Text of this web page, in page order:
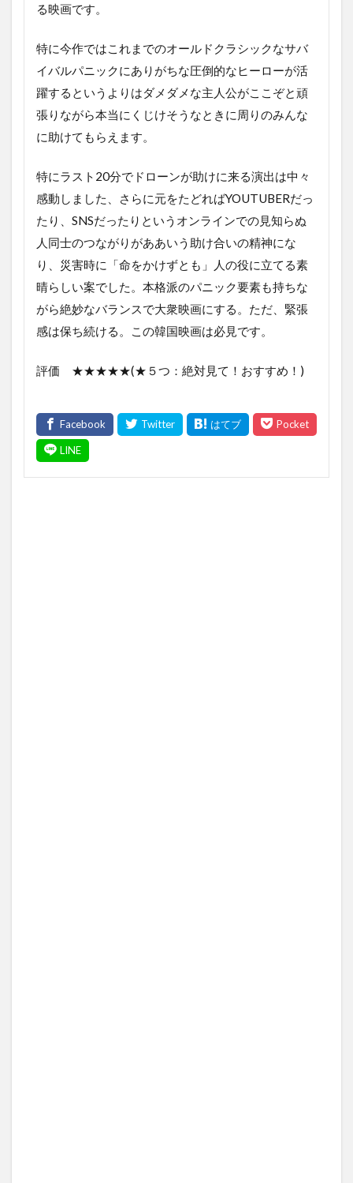
る映画です。
特に今作ではこれまでのオールドクラシックなサバ
イバルパニックにありがちな圧倒的なヒーローが活
躍するというよりはダメダメな主人公がここぞと頑
張りながら本当にくじけそうなときに周りのみんな
に助けてもらえます。
特にラスト20分でドローンが助けに来る演出は中々
感動しました、さらに元をたどればYOUTUBERだっ
たり、SNSだったりというオンラインでの見知らぬ
人同士のつながりがああいう助け合いの精神にな
り、災害時に「命をかけずとも」人の役に立てる素
晴らしい案でした。本格派のパニック要素も持ちな
がら絶妙なバランスで大衆映画にする。ただ、緊張
感は保ち続ける。この韓国映画は必見です。
評価 ★★★★★(★５つ：絶対見て！おすすめ！)